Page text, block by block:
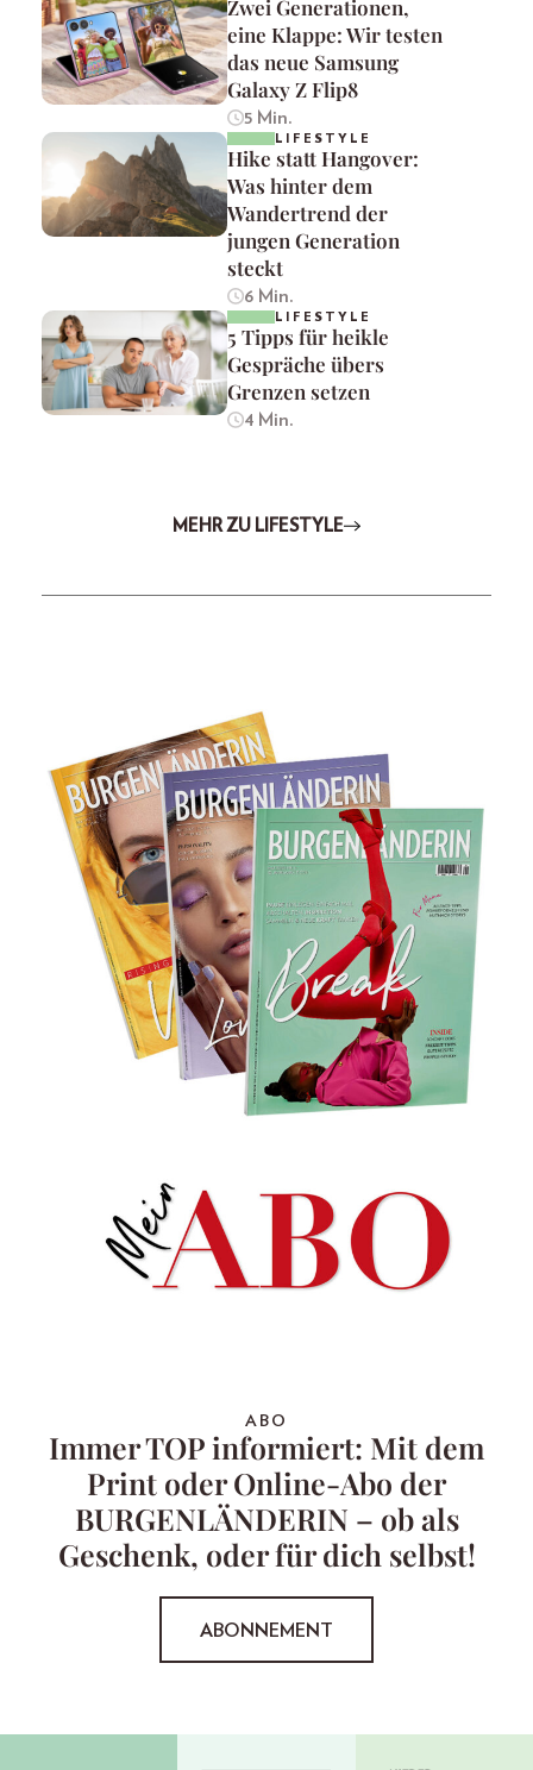
Zwei Generationen,
eine Klappe: Wir testen
das neue Samsung
Galaxy Z Flip8
5 Min.
LIFESTYLE
Hike statt Hangover:
Was hinter dem
Wandertrend der
jungen Generation
steckt
6 Min.
LIFESTYLE
5 Tipps für heikle
Gespräche übers
Grenzen setzen
4 Min.
MEHR ZU LIFESTYLE
ABO
Immer TOP informiert: Mit dem
Print oder Online-Abo der
BURGENLÄNDERIN – ob als
Geschenk, oder für dich selbst!
ABONNEMENT